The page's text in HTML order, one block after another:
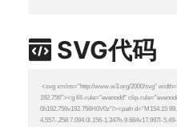
SVG代码